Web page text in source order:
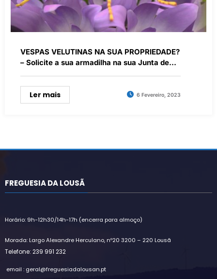
VESPAS VELUTINAS NA SUA PROPRIEDADE?
– Solicite a sua armadilha na sua Junta de
Ler mais 6 Fevereiro, 2023
FREGUESIA DA LOUSÃ
Horário: 9h-12h30/14h-17h (encerra para almoço)
Morada: Largo Alexandre Herculano, nº20 3200 – 220 Lousã
Telefone: 239 991 232
email : geral@freguesiadalousan.pt